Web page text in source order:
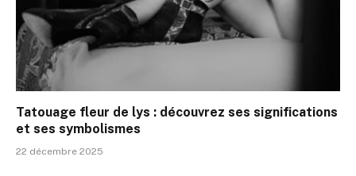
Tatouage fleur de lys : découvrez ses significations
et ses symbolismes
22 décembre 2025